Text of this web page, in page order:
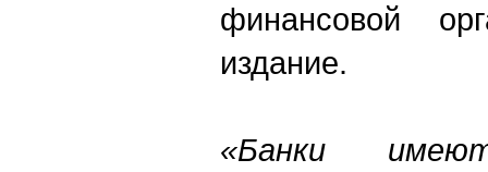
финансовой
издание.
«Банки